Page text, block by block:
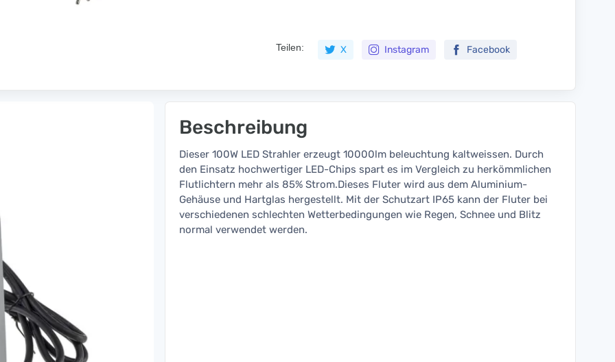
Teilen: X Instagram Facebook
Beschreibung
Dieser 100W LED Strahler erzeugt 10000lm beleuchtung kaltweissen. Durch
den Einsatz hochwertiger LED-Chips spart es im Vergleich zu herkömmlichen
Flutlichtern mehr als 85% Strom.Dieses Fluter wird aus dem Aluminium-
Gehäuse und Hartglas hergestellt. Mit der Schutzart IP65 kann der Fluter bei
verschiedenen schlechten Wetterbedingungen wie Regen, Schnee und Blitz
normal verwendet werden.